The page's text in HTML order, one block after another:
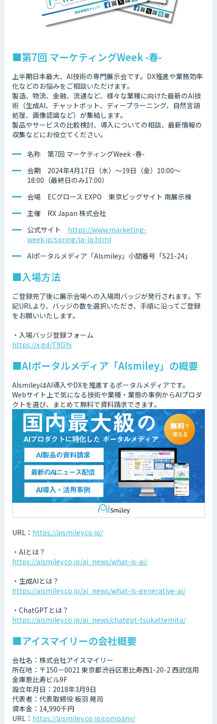
■第7回 マーケティングWeek -春-
上半期日本最大、AI技術の専門展示会です。DX推進や業務効率
化などのお悩みをご相談いただけます。
製造、物流、金融、流通など、様々な業種に向けた最新のAI技
術（生成AI、チャットボット、ディープラーニング、自然言語
処理、画像認識など）が集結します。
製品やサービスの比較検討、導入についての相談、最新情報の
収集などにお役立てください。
名称 第7回 マーケティングWeek -春-
会期 2024年4月17日（水）～19日（金）10:00～
18:00（最終日のみ17:00）
会場 ECグロース EXPO 東京ビッグサイト 南展示棟
主催 RX Japan 株式会社
公式サイト https://www.marketing-
week.jp/spring/ja-jp.html
AIポータルメディア「AIsmiley」小間番号「S21-24」
■入場方法
ご登録完了後に展示会場への入場用バッジが発行されます。下
記URLより、バッジの数を選択いただき、手順に沿ってご登録
をお願いいたします。
・入場バッジ登録フォーム
https://x.gd/T9GYx
■AIポータルメディア「AIsmiley」の概要
AIsmileyはAI導入やDXを推進するポータルメディアです。
Webサイト上で気になる技術や業種・業態の事例からAIプロダ
クトを選び、まとめて無料で資料請求できます。
URL： https://aismiley.co.jp/
・AIとは？
https://aismiley.co.jp/ai_news/what-is-ai/
・生成AIとは？
https://aismiley.co.jp/ai_news/what-is-generative-ai/
・ChatGPTとは？
https://aismiley.co.jp/ai_news/chatgpt-tsukattemita/
■アイスマイリーの会社概要
会社名：株式会社アイスマイリー
所在地：〒150－0021 東京都渋谷区恵比寿西1-20-2 西武信用
金庫恵比寿ビル9F
設立年月日：2018年3月9日
代表者：代表取締役 板羽 晃司
資本金：14,990千円
URL： https://aismiley.co.jp/company/